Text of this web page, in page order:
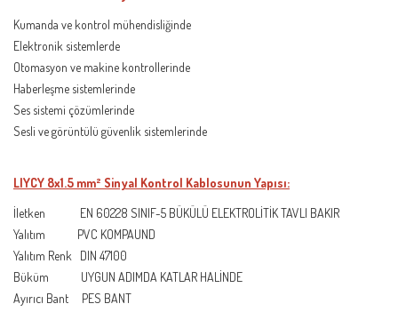
Kumanda ve kontrol mühendisliğinde
Elektronik sistemlerde
Otomasyon ve makine kontrollerinde
Haberleşme sistemlerinde
Ses sistemi çözümlerinde
Sesli ve görüntülü güvenlik sistemlerinde
LIYCY 8x1.5 mm² Sinyal Kontrol Kablosunun Yapısı:
İletken EN 60228 SINIF-5 BÜKÜLÜ ELEKTROLİTİK TAVLI BAKIR
Yalıtım PVC KOMPAUND
Yalıtım Renk DIN 47100
Büküm UYGUN ADIMDA KATLAR HALİNDE
Ayırıcı Bant PES BANT